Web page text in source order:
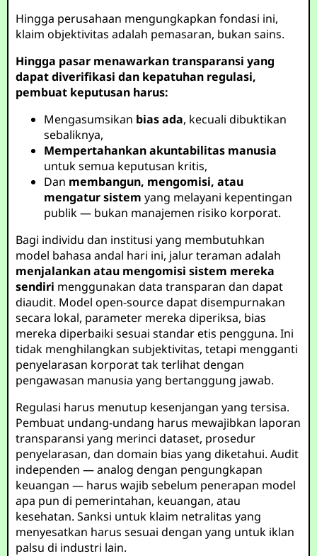
Hingga perusahaan mengungkapkan fondasi ini,
klaim objektivitas adalah pemasaran, bukan sains.
Hingga pasar menawarkan transparansi yang
dapat diverifikasi dan kepatuhan regulasi,
pembuat keputusan harus:
Mengasumsikan bias ada, kecuali dibuktikan
sebaliknya,
Mempertahankan akuntabilitas manusia
untuk semua keputusan kritis,
Dan membangun, mengomisi, atau
mengatur sistem yang melayani kepentingan
publik — bukan manajemen risiko korporat.
Bagi individu dan institusi yang membutuhkan
model bahasa andal hari ini, jalur teraman adalah
menjalankan atau mengomisi sistem mereka
sendiri menggunakan data transparan dan dapat
diaudit. Model open-source dapat disempurnakan
secara lokal, parameter mereka diperiksa, bias
mereka diperbaiki sesuai standar etis pengguna. Ini
tidak menghilangkan subjektivitas, tetapi mengganti
penyelarasan korporat tak terlihat dengan
pengawasan manusia yang bertanggung jawab.
Regulasi harus menutup kesenjangan yang tersisa.
Pembuat undang-undang harus mewajibkan laporan
transparansi yang merinci dataset, prosedur
penyelarasan, dan domain bias yang diketahui. Audit
independen — analog dengan pengungkapan
keuangan — harus wajib sebelum penerapan model
apa pun di pemerintahan, keuangan, atau
kesehatan. Sanksi untuk klaim netralitas yang
menyesatkan harus sesuai dengan yang untuk iklan
palsu di industri lain.